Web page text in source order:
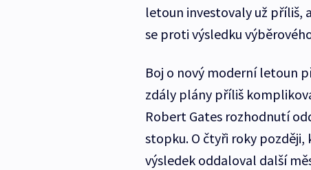
letoun investovaly už příliš,
se proti výsledku
Boj o nový moderní letoun
zdály plány příliš
Robert Gates rozhodnutí
stopku. O čtyři roky později,
výsledek oddaloval další